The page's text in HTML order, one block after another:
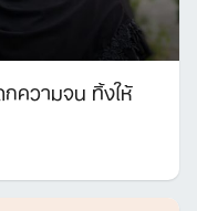
ความจน ทิ้งให้